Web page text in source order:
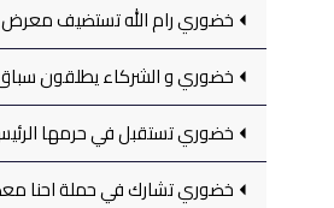
خضوري رام الله تستضيف معرض
خضوري و الشركاء يطلقون
خضوري تستقبل في حرمها الرئيس
خضوري تشارك في حملة احنا